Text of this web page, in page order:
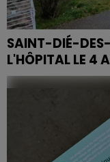
SAINT-DIÉ-
L'HÔPITAL LE 4
En dehors de ce
sont prévus dans
du soin et de